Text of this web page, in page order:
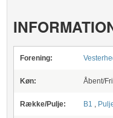
Forening:
Køn: Åbent/
Række/Pulje: B1 ,